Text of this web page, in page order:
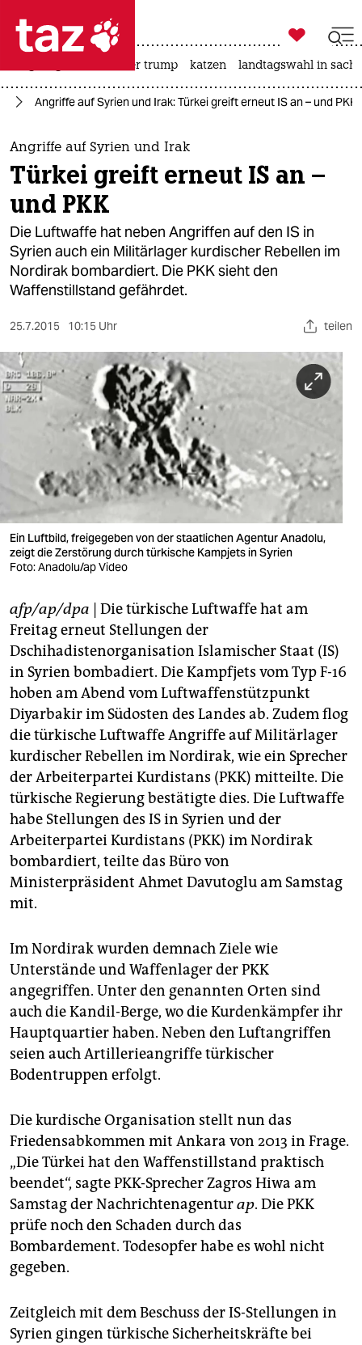
 taz zahl ich
taz zahl ich
themen
politik
öko
gesellschaft
kultur
sport
berlin
nord
wahrheit
verlag
verlag
veranstaltungen
shop
fragen & hilfe
unterstützen
abo
genossenschaft
epaper login

taz zahl ich
usa unter trump katzen landtagswahl in
Angriffe auf Syrien und Irak: Türkei greift erneut IS an – und PKK
Angriffe auf Syrien und Irak
Türkei greift erneut IS an –
und PKK
Die Luftwaffe hat neben Angriffen auf den IS in
Syrien auch ein Militärlager kurdischer Rebellen im
Nordirak bombardiert. Die PKK sieht den
Waffenstillstand gefährdet.
25.7.2015 10:15 Uhr teilen
Ein Luftbild, freigegeben von der staatlichen Agentur Anadolu,
zeigt die Zerstörung durch türkische Kampjets in Syrien
Foto: Anadolu/ap Video
afp/ap/dpa | Die türkische Luftwaffe hat am
Freitag erneut Stellungen der
Dschihadistenorganisation Islamischer Staat (IS)
in Syrien bombadiert. Die Kampfjets vom Typ F-16
hoben am Abend vom Luftwaffenstützpunkt
Diyarbakir im Südosten des Landes ab. Zudem flog
die türkische Luftwaffe Angriffe auf Militärlager
kurdischer Rebellen im Nordirak, wie ein Sprecher
der Arbeiterpartei Kurdistans (PKK) mitteilte. Die
türkische Regierung bestätigte dies. Die Luftwaffe
habe Stellungen des IS in Syrien und der
Arbeiterpartei Kurdistans (PKK) im Nordirak
bombardiert, teilte das Büro von
Ministerpräsident Ahmet Davutoglu am Samstag
mit.
Im Nordirak wurden demnach Ziele wie
Unterstände und Waffenlager der PKK
angegriffen. Unter den genannten Orten sind
auch die Kandil-Berge, wo die Kurdenkämpfer ihr
Hauptquartier haben. Neben den Luftangriffen
seien auch Artillerieangriffe türkischer
Bodentruppen erfolgt.
Die kurdische Organisation stellt nun das
Friedensabkommen mit Ankara von 2013 in Frage.
„Die Türkei hat den Waffenstillstand praktisch
beendet“, sagte PKK-Sprecher Zagros Hiwa am
Samstag der Nachrichtenagenturap. Die PKK
prüfe noch den Schaden durch das
Bombardement. Todesopfer habe es wohl nicht
gegeben.
Zeitgleich mit dem Beschuss der IS-Stellungen in
Syrien gingen türkische Sicherheitskräfte bei